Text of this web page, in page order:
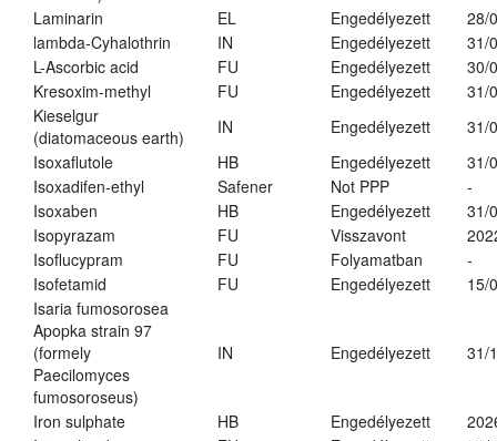
Laminarin
EL Engedélyezett
28/
lambda-Cyhalothrin
IN Engedélyezett
31/
L-Ascorbic acid
FU Engedélyezett
30/
Kresoxim-methyl
FU Engedélyezett
31/
Kieselgur
(diatomaceous earth)
IN Engedélyezett
31/
Isoxaflutole
HB Engedélyezett
31/
Isoxadifen-ethyl
Safener Not PPP
-
Isoxaben
HB Engedélyezett
31/
Isopyrazam
FU Visszavont
Isoflucypram
FU Folyamatban
-
Isofetamid
FU Engedélyezett
15/
Isaria fumosorosea
Apopka strain 97
(formely
Paecilomyces
fumosoroseus)
IN Engedélyezett 31/
Iron sulphate HB Engedélyezett